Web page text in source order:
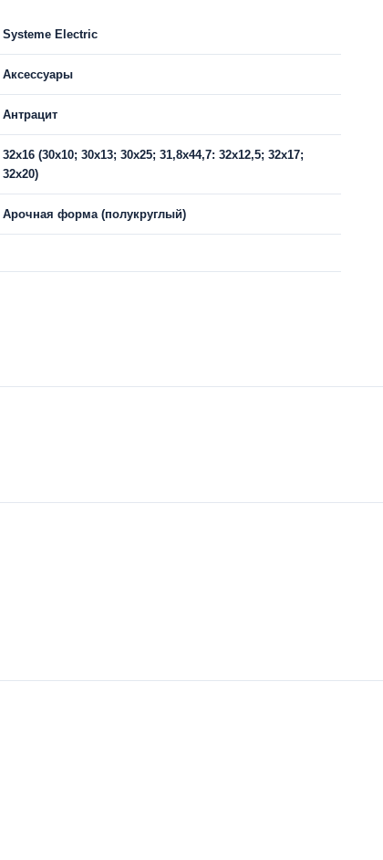
Systeme Electric
Аксессуары
Антрацит
32х16 (30х10; 30х13; 30х25; 31,8х44,7: 32х12,5; 32х17;
32х20)
Арочная форма (полукруглый)